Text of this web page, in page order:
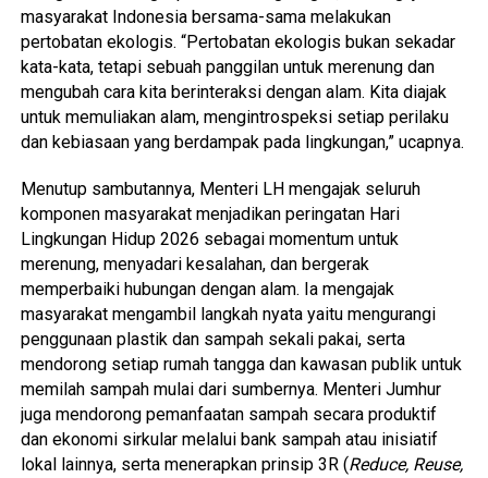
masyarakat Indonesia bersama-sama melakukan
pertobatan ekologis. “Pertobatan ekologis bukan sekadar
kata-kata, tetapi sebuah panggilan untuk merenung dan
mengubah cara kita berinteraksi dengan alam. Kita diajak
untuk memuliakan alam, mengintrospeksi setiap perilaku
dan kebiasaan yang berdampak pada lingkungan,” ucapnya.
Menutup sambutannya, Menteri LH mengajak seluruh
komponen masyarakat menjadikan peringatan Hari
Lingkungan Hidup 2026 sebagai momentum untuk
merenung, menyadari kesalahan, dan bergerak
memperbaiki hubungan dengan alam. Ia mengajak
masyarakat mengambil langkah nyata yaitu mengurangi
penggunaan plastik dan sampah sekali pakai, serta
mendorong setiap rumah tangga dan kawasan publik untuk
memilah sampah mulai dari sumbernya. Menteri Jumhur
juga mendorong pemanfaatan sampah secara produktif
dan ekonomi sirkular melalui bank sampah atau inisiatif
lokal lainnya, serta menerapkan prinsip 3R (Reduce, Reuse,